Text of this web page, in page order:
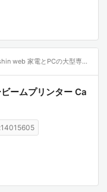
Joshin web 家電とPCの大型専門店
ームプリンター Ca